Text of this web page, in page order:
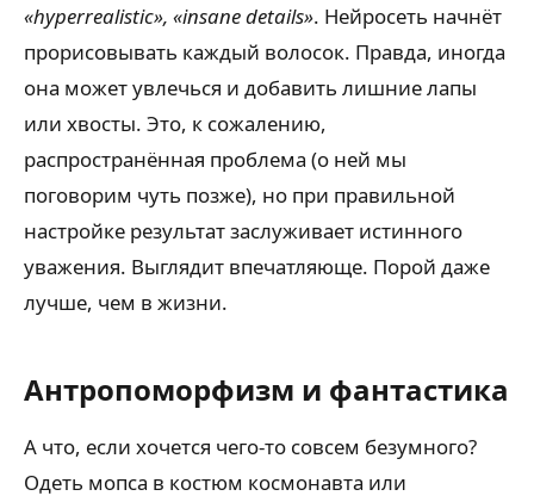
«hyperrealistic», «insane details». Нейросеть начнёт
прорисовывать каждый волосок. Правда, иногда
она может увлечься и добавить лишние лапы
или хвосты. Это, к сожалению,
распространённая проблема (о ней мы
поговорим чуть позже), но при правильной
настройке результат заслуживает истинного
уважения. Выглядит впечатляюще. Порой даже
лучше, чем в жизни.
Антропоморфизм и фантастика
А что, если хочется чего-то совсем безумного?
Одеть мопса в костюм космонавта или